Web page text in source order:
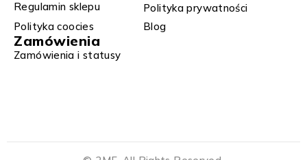
Regulamin sklepu​
Polityka prywatności
Polityka coocies
Blog
Zamówienia
Zamówienia i statusy